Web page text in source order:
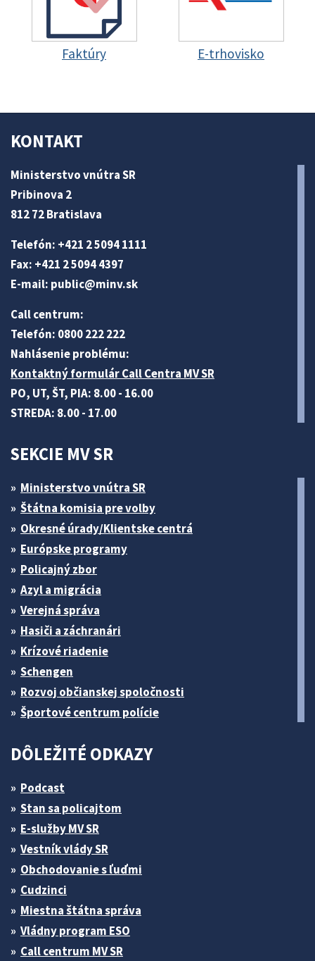
Faktúry E-trhovisko
KONTAKT
Ministerstvo vnútra SR
Pribinova 2
812 72 Bratislava
Telefón: +421 2 5094 1111
Fax: +421 2 5094 4397
E-mail: public@minv.sk
Call centrum:
Telefón: 0800 222 222
Nahlásenie problému:
Kontaktný formulár Call Centra MV SR
PO, UT, ŠT, PIA: 8.00 - 16.00
STREDA: 8.00 - 17.00
SEKCIE MV SR
Ministerstvo vnútra SR
Štátna komisia pre volby
Okresné úrady/Klientske centrá
Európske programy
Policajný zbor
Azyl a migrácia
Verejná správa
Hasiči a záchranári
Krízové riadenie
Schengen
Rozvoj občianskej spoločnosti
Športové centrum polície
DÔLEŽITÉ ODKAZY
Podcast
Stan sa policajtom
E-služby MV SR
Vestník vlády SR
Obchodovanie s ľuďmi
Cudzinci
Miestna štátna správa
Vládny program ESO
Call centrum MV SR